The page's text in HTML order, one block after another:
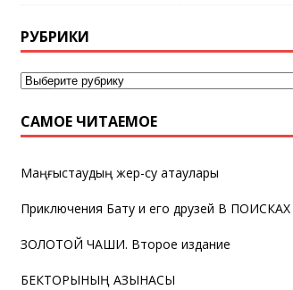
РУБРИКИ
САМОЕ ЧИТАЕМОЕ
Маңғыстаудың жер-су атаулары
Приключения Бату и его друзей В ПОИСКАХ
ЗОЛОТОЙ ЧАШИ. Второе издание
БЕКТОРЫНЫҢ ҚАЗЫНАСЫ